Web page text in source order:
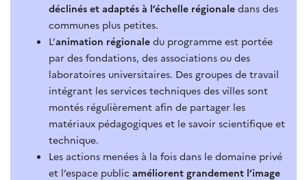
déclinés et adaptés à l’échelle régionale dans des
communes plus petites.
L’animation régionale du programme est portée
par des fondations, des associations ou des
laboratoires universitaires. Des groupes de travail
intégrant les services techniques des villes sont
montés régulièrement afin de partager les
matériaux pédagogiques et le savoir scientifique et
technique.
Les actions menées à la fois dans le domaine privé
et l’espace public améliorent grandement l’image